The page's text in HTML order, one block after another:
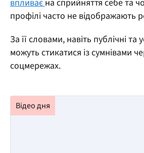
впливає на сприйняття себе та
профілі часто не відображають
За її словами, навіть публічні та
можуть стикатися із сумнівами
соцмережах.